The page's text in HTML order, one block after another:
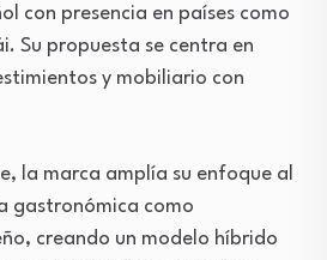
con presencia en países como
Su propuesta se centra en
y mobiliario con
la marca amplía su enfoque al
gastronómica como
creando un modelo híbrido